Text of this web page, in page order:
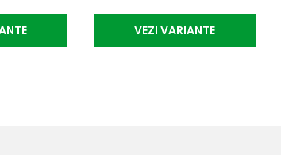
VEZI VARIANTE